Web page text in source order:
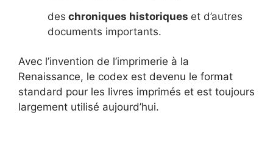
des chroniques historiques et d’autres
documents importants.
Avec l’invention de l’imprimerie à la
Renaissance, le codex est devenu le format
standard pour les livres imprimés et est toujours
largement utilisé aujourd’hui.